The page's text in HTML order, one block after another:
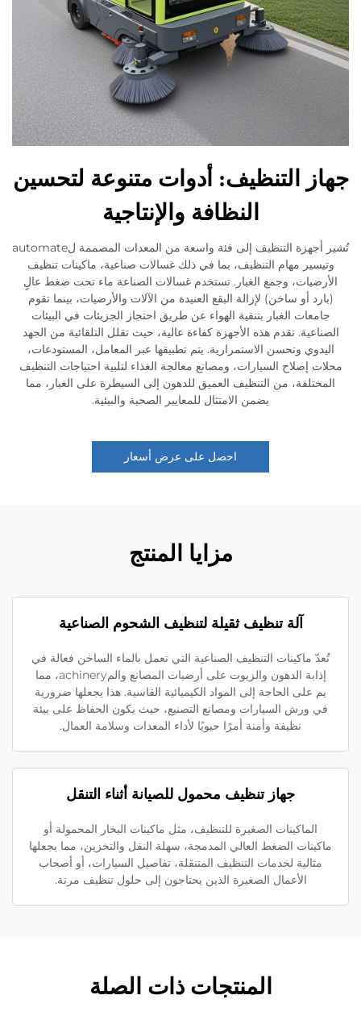
التنظيف: أدوات متنوعة لتحسين
النظافة والإنتاجية
تُشير أجهزة التنظيف إلى فئة واسعة من المعدات المصممة لautomate
مهام التنظيف، بما في ذلك غسالات صناعية، ماكينات تنظيف
وجمع الغبار. تستخدم غسالات الصناعة ماء تحت ضغط عالٍ
أو ساخن) لإزالة البقع العنيدة من الآلات والأرضيات، بينما تقوم
الغبار بتنقية الهواء عن طريق احتجاز الجزيئات في البيئات
تقدم هذه الأجهزة كفاءة عالية، حيث تقلل التلقائية من الجهد
وتحسن الاستمرارية. يتم تطبيقها عبر المعامل، المستودعات،
إصلاح السيارات، ومصانع معالجة الغذاء لتلبية احتياجات التنظيف
من التنظيف العميق للدهون إلى السيطرة على الغبار، مما
يضمن الامتثال للمعايير الصحية والبيئية.
احصل على عرض أسعار
مزايا المنتج
آلة تنظيف ثقيلة لتنظيف الشحوم الصناعية
ماكينات التنظيف الصناعية التي تعمل بالماء الساخن فعالة في
إذابة الدهون والزيوت على أرضيات المصانع والمachinery، مما
يم على الحاجة إلى المواد الكيميائية القاسية. هذا يجعلها ضرورية
ورش السيارات ومصانع التصنيع، حيث يكون الحفاظ على بيئة
نظيفة وأمنة أمرًا حيويًا لأداء المعدات وسلامة العمال.
جهاز تنظيف محمول للصيانة أثناء التنقل
الماكينات الصغيرة للتنظيف، مثل ماكينات البخار المحمولة أو
الضغط العالي المدمجة، سهلة النقل والتخزين، مما يجعلها
مثالية لخدمات التنظيف المتنقلة، تفاصيل السيارات، أو أصحاب
الأعمال الصغيرة الذين يحتاجون إلى حلول تنظيف مرنة.
المنتجات ذات الصلة